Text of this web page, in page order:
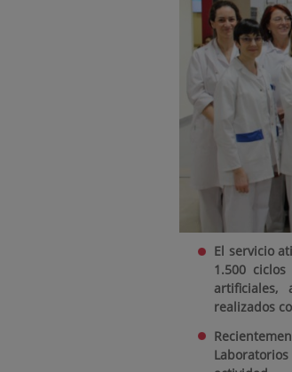
El servicio
1.500
artificiales,
realizados